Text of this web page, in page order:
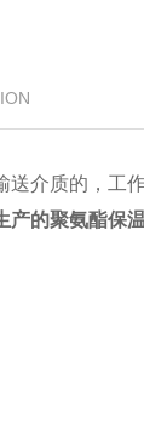
送介质的，工
产的聚氨酯保